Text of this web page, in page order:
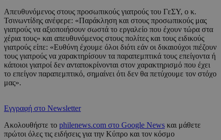
Απευθυνόμενος στους προσωπικούς γιατρούς του ΓεΣΥ, ο κ.
Τσινωντίδης ανέφερε: «Παράκληση και στους προσωπικούς μας
γιατρούς να αξιοποιήσουν σωστά το εργαλείο που έχουν τώρα στα
χέρια τους» και απευθυνόμενος στους πολίτες και τους ειδικούς
γιατρούς είπε: «Ευθύνη έχουμε όλοι διότι εάν οι δικαιούχοι πιέζουν
τους γιατρούς να χαρακτηρίσουν τα παραπεμπτικά τους επείγοντα ή
κάποιοι γιατροί δεν ανταποκρίνονται στον χαρακτηρισμό που έχει
το επείγον παραπεμπτικό, σημαίνει ότι δεν θα πετύχουμε τον στόχο
μας».
Εγγραφή στο Newsletter
Ακολουθήστε το philenews.com στο Google News και μάθετε
πρώτοι όλες τις ειδήσεις για την Κύπρο και τον κόσμο